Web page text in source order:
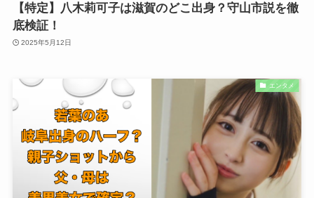
【特定】八木莉可子は滋賀のどこ出身？守山市説を徹
底検証！
2025年5月12日
エンタメ